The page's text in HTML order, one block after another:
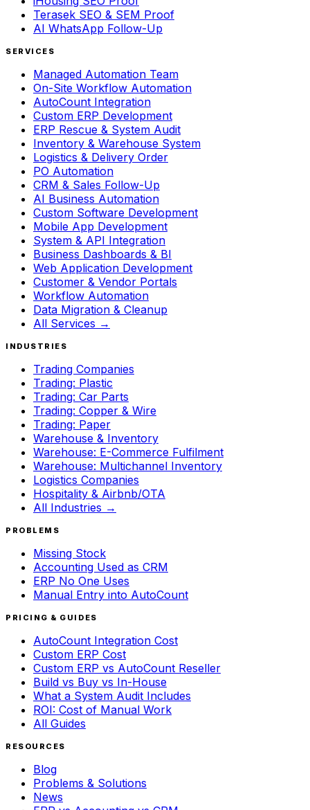
Terasek SEO & SEM Proof
AI WhatsApp Follow-Up
SERVICES
Managed Automation Team
On-Site Workflow Automation
AutoCount Integration
Custom ERP Development
ERP Rescue & System Audit
Inventory & Warehouse System
Logistics & Delivery Order
PO Automation
CRM & Sales Follow-Up
AI Business Automation
Custom Software Development
Mobile App Development
System & API Integration
Business Dashboards & BI
Web Application Development
Customer & Vendor Portals
Workflow Automation
Data Migration & Cleanup
All Services →
INDUSTRIES
Trading Companies
Trading: Plastic
Trading: Car Parts
Trading: Copper & Wire
Trading: Paper
Warehouse & Inventory
Warehouse: E-Commerce Fulfilment
Warehouse: Multichannel Inventory
Logistics Companies
Hospitality & Airbnb/OTA
All Industries →
PROBLEMS
Missing Stock
Accounting Used as CRM
ERP No One Uses
Manual Entry into AutoCount
PRICING & GUIDES
AutoCount Integration Cost
Custom ERP Cost
Custom ERP vs AutoCount Reseller
Build vs Buy vs In-House
What a System Audit Includes
ROI: Cost of Manual Work
All Guides
RESOURCES
Blog
Problems & Solutions
News